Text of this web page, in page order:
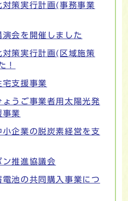
対策実行計画(事務事業
会を開催しました
対策実行計画(区域施策
！
宅支援事業
ょうご事業者用太陽光発
事業
小企業の脱炭素経営を支
ン推進協議会
池の共同購入事業につ